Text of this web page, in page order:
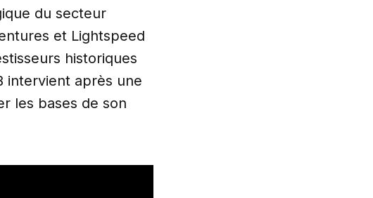
du secteur
et Lightspeed
historiques
intervient après une
les bases de son